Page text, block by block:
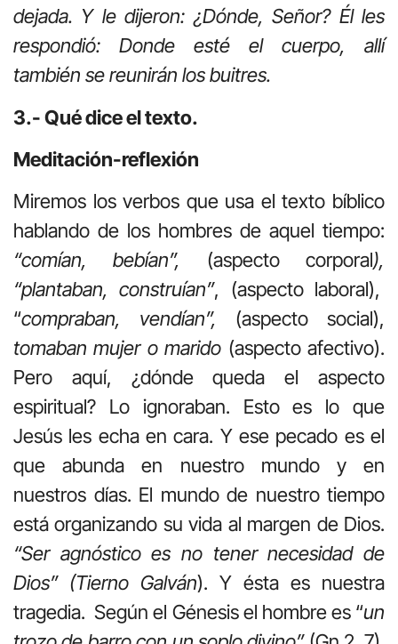
dejada. Y le dijeron: ¿Dónde, Señor? Él les
respondió: Donde esté el cuerpo, allí
también se reunirán los buitres.
3.- Qué dice el texto.
Meditación-reflexión
Miremos los verbos que usa el texto bíblico
hablando de los hombres de aquel tiempo:
“comían, bebían”, (aspecto corporal),
“plantaban, construían”, (aspecto laboral),
“compraban, vendían”, (aspecto social),
tomaban mujer o marido (aspecto afectivo).
Pero aquí, ¿dónde queda el aspecto
espiritual? Lo ignoraban. Esto es lo que
Jesús les echa en cara. Y ese pecado es el
que abunda en nuestro mundo y en
nuestros días. El mundo de nuestro tiempo
está organizando su vida al margen de Dios.
“Ser agnóstico es no tener necesidad de
Dios” (Tierno Galván). Y ésta es nuestra
tragedia. Según el Génesis el hombre es “un